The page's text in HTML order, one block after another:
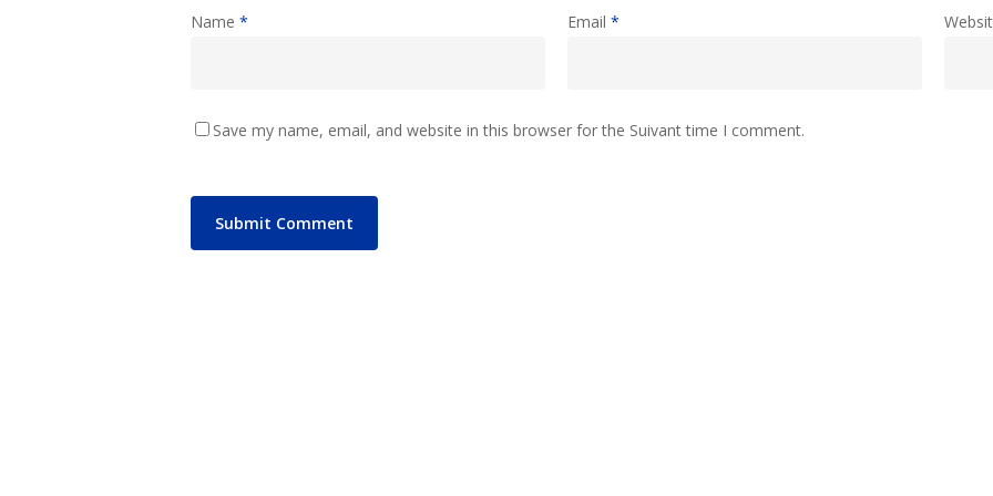
Name * Email *
Save my name, email, and website in this browser for the Suivant time I comment.